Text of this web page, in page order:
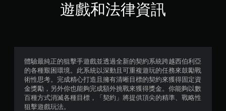
分
5
顆
遊戲和法律資訊
體驗最純正的狙擊手遊戲並透過全新的契約系統跨越西伯利亞
的各種艱困環境。此系統以深動且可重複遊玩的任務來鼓勵戰
術性思考。完成精心打造且擁有清晰目標的契約來獲得固定資
金獎勵，另外你也能夠完成額外挑戰來獲得獎金。你能夠以數
百種方式消滅各種目標，「契約」將提供頂尖的精準、戰略性
狙擊遊戲玩法。